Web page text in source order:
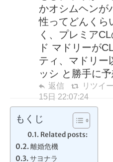
かオシムヘンが
性ってどんくら
く、プレミア
ド マドリーが
ティ、マドリー
ッシ と勝手に
返信 リツイ
15日 22:07:24
もくじ
Related posts:
離婚危機
サヨナラ